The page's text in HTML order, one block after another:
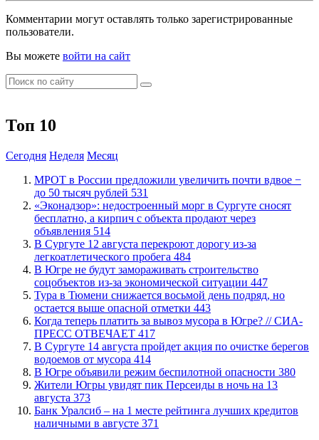
Комментарии могут оставлять только зарегистрированные
пользователи.
Вы можете войти на сайт
Топ 10
Сегодня Неделя Месяц
МРОТ в России предложили увеличить почти вдвое −
до 50 тысяч рублей 531
​«Эконадзор»: недостроенный морг в Сургуте сносят
бесплатно, а кирпич с объекта продают через
объявления 514
В Сургуте 12 августа перекроют дорогу из-за
легкоатлетического пробега 484
В Югре не будут замораживать строительство
соцобъектов из-за экономической ситуации 447
Тура в Тюмени снижается восьмой день подряд, но
остается выше опасной отметки 443
​Когда теперь платить за вывоз мусора в Югре? // СИА-
ПРЕСС ОТВЕЧАЕТ 417
​В Сургуте 14 августа пройдет акция по очистке берегов
водоемов от мусора 414
В Югре объявили режим беспилотной опасности 380
​Жители Югры увидят пик Персеиды в ночь на 13
августа 373
​Банк Уралсиб – на 1 месте рейтинга лучших кредитов
наличными в августе 371